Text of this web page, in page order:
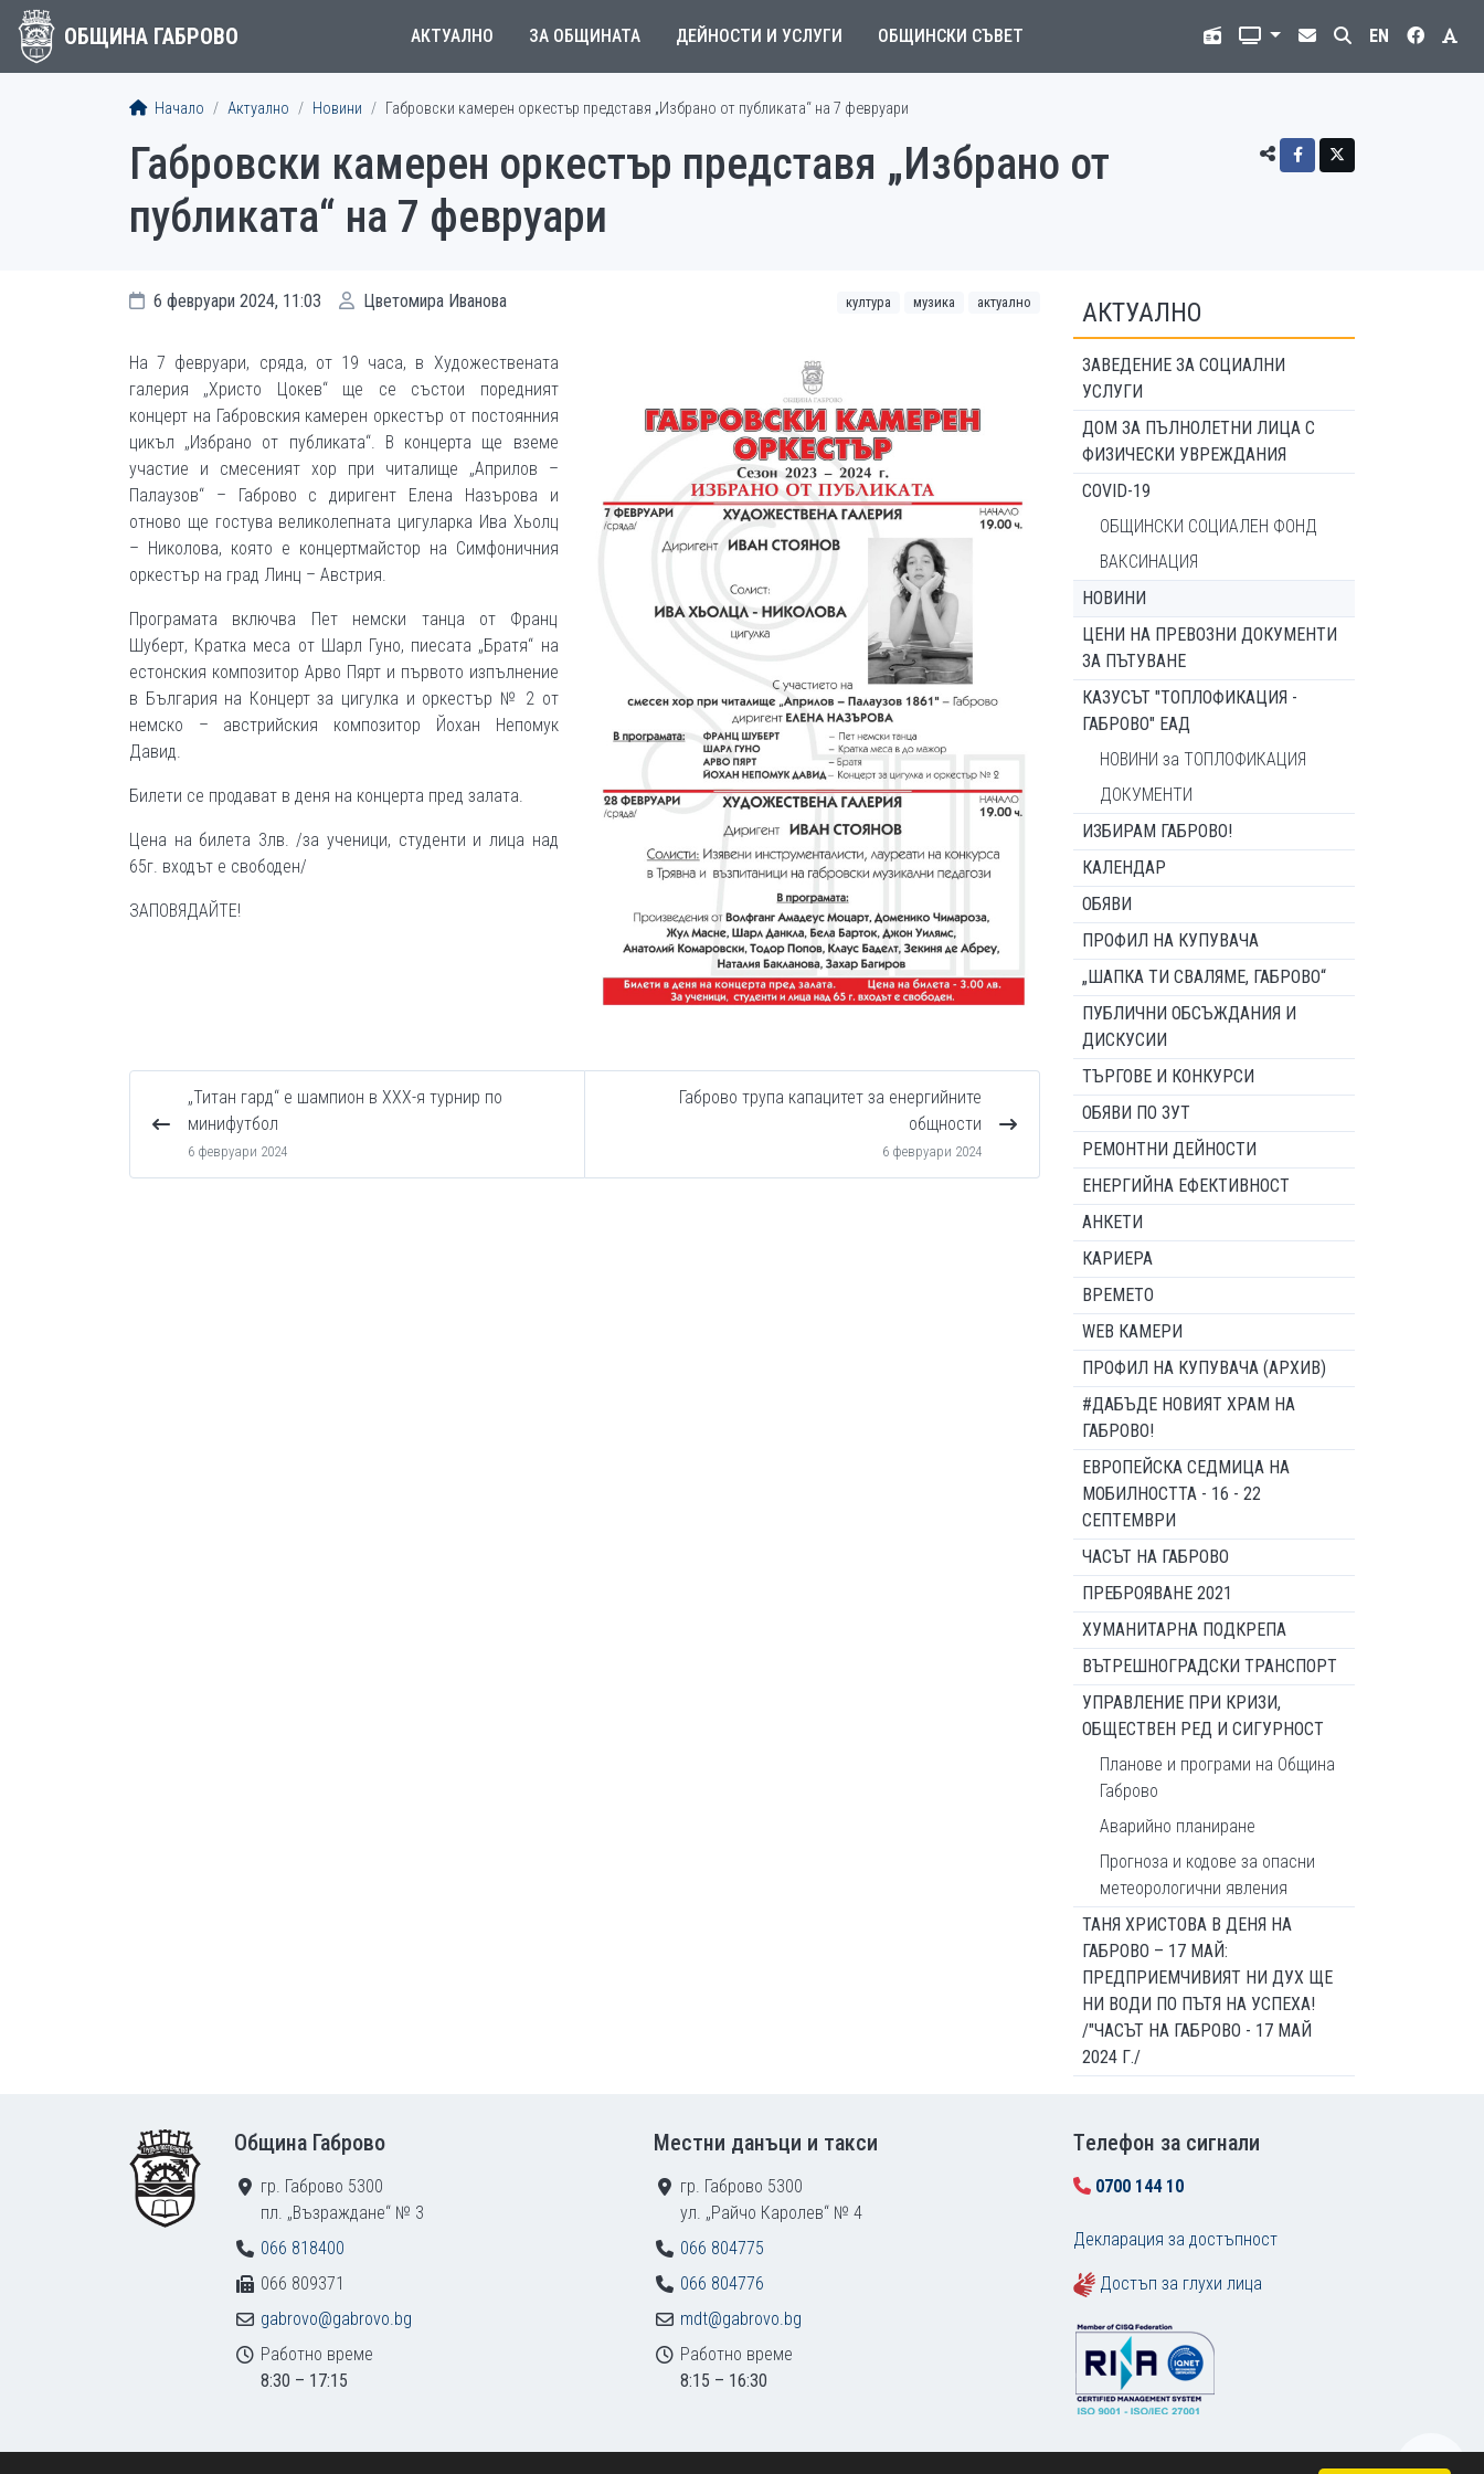
ОБЩИНА ГАБРОВО АКТУАЛНО ЗА ОБЩИНАТА ДЕЙНОСТИ И УСЛУГИ ОБЩИНСКИ СЪВЕТ EN
Начало Актуално Новини Габровски камерен оркестър представя „Избрано от публиката“ на 7 февруари
Габровски камерен оркестър представя „Избрано от
публиката“ на 7 февруари
6 февруари 2024, 11:03 Цветомира Иванова култура музика актуално
На 7 февруари, сряда, от 19 часа, в Художествената
галерия „Христо Цокев“ ще се състои поредният
концерт на Габровския камерен оркестър от постоянния
цикъл „Избрано от публиката“. В концерта ще вземе
участие и смесеният хор при читалище „Априлов –
Палаузов“ – Габрово с диригент Елена Назърова и
отново ще гостува великолепната цигуларка Ива Хьолц
– Николова, която е концертмайстор на Симфоничния
оркестър на град Линц – Австрия.
Програмата включва Пет немски танца от Франц
Шуберт, Кратка меса от Шарл Гуно, пиесата „Братя“ на
естонския композитор Арво Пярт и първото изпълнение
в България на Концерт за цигулка и оркестър № 2 от
немско – австрийския композитор Йохан Непомук
Давид.
Билети се продават в деня на концерта пред залата.
Цена на билета 3лв. /за ученици, студенти и лица над
65г. входът е свободен/
ЗАПОВЯДАЙТЕ!
„Титан гард“ е шампион в XXX-я турнир по
минифутбол
6 февруари 2024
Габрово трупа капацитет за енергийните
общности
6 февруари 2024
АКТУАЛНО
ЗАВЕДЕНИЕ ЗА СОЦИАЛНИ
УСЛУГИ
ДОМ ЗА ПЪЛНОЛЕТНИ ЛИЦА С
ФИЗИЧЕСКИ УВРЕЖДАНИЯ
COVID-19
ОБЩИНСКИ СОЦИАЛЕН ФОНД
ВАКСИНАЦИЯ
НОВИНИ
ЦЕНИ НА ПРЕВОЗНИ ДОКУМЕНТИ
ЗА ПЪТУВАНЕ
КАЗУСЪТ "ТОПЛОФИКАЦИЯ -
ГАБРОВО" ЕАД
НОВИНИ за ТОПЛОФИКАЦИЯ
ДОКУМЕНТИ
ИЗБИРАМ ГАБРОВО!
КАЛЕНДАР
ОБЯВИ
ПРОФИЛ НА КУПУВАЧА
„ШАПКА ТИ СВАЛЯМЕ, ГАБРОВО“
ПУБЛИЧНИ ОБСЪЖДАНИЯ И
ДИСКУСИИ
ТЪРГОВЕ И КОНКУРСИ
ОБЯВИ ПО ЗУТ
РЕМОНТНИ ДЕЙНОСТИ
ЕНЕРГИЙНА ЕФЕКТИВНОСТ
АНКЕТИ
КАРИЕРА
ВРЕМЕТО
WEB КАМЕРИ
ПРОФИЛ НА КУПУВАЧА (АРХИВ)
#ДАБЪДЕ НОВИЯТ ХРАМ НА
ГАБРОВО!
ЕВРОПЕЙСКА СЕДМИЦА НА
МОБИЛНОСТТА - 16 - 22
СЕПТЕМВРИ
ЧАСЪТ НА ГАБРОВО
ПРЕБРОЯВАНЕ 2021
ХУМАНИТАРНА ПОДКРЕПА
ВЪТРЕШНОГРАДСКИ ТРАНСПОРТ
УПРАВЛЕНИЕ ПРИ КРИЗИ,
ОБЩЕСТВЕН РЕД И СИГУРНОСТ
Планове и програми на Община
Габрово
Аварийно планиране
Прогноза и кодове за опасни
метеорологични явления
ТАНЯ ХРИСТОВА В ДЕНЯ НА
ГАБРОВО – 17 МАЙ:
ПРЕДПРИЕМЧИВИЯТ НИ ДУХ ЩЕ
НИ ВОДИ ПО ПЪТЯ НА УСПЕХА!
/"ЧАСЪТ НА ГАБРОВО - 17 МАЙ
2024 Г./
Община Габрово
гр. Габрово 5300
пл. „Възраждане“ № 3
066 818400
066 809371
gabrovo@gabrovo.bg
Работно време
8:30 – 17:15
Местни данъци и такси
гр. Габрово 5300
ул. „Райчо Каролев“ № 4
066 804775
066 804776
mdt@gabrovo.bg
Работно време
8:15 – 16:30
Tелефон за сигнали
0700 144 10
Декларация за достъпност
Достъп за глухи лица